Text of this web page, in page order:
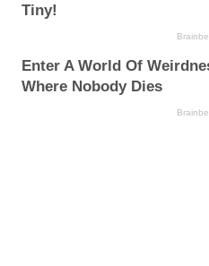
Tiny!
Enter A World Of
Where Nobody Dies